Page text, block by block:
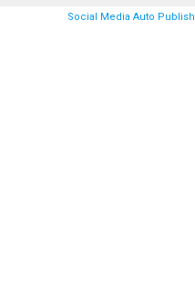
Social Media Auto Publish